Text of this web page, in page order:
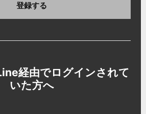
登録する
経由でログインされて
いた方へ